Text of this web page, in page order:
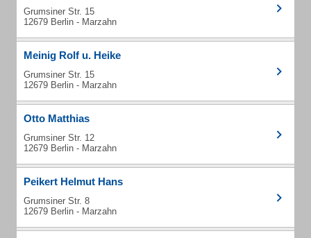
Grumsiner Str. 15
12679 Berlin - Marzahn
Meinig Rolf u. Heike
Grumsiner Str. 15
12679 Berlin - Marzahn
Otto Matthias
Grumsiner Str. 12
12679 Berlin - Marzahn
Peikert Helmut Hans
Grumsiner Str. 8
12679 Berlin - Marzahn